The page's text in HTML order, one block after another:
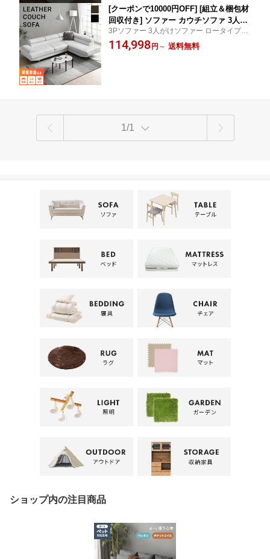
[クーポンで10000円OFF] [組立＆梱包材
回収付き] ソファー カウチソファ 3人掛
け ペット可 猫 爪 強い 撥水 3人掛けソ
ファー カウチソファー おしゃれ コーナ
3Pソファー 3人がけソファー ロータイプ ロ
ーソファー フロアソファー L字型 L型ソフ
ァー sofa 脚取り外し可能 三人がけソファー
114,998 円 ～ 送料無料
1/1
ショップ内の注目商品